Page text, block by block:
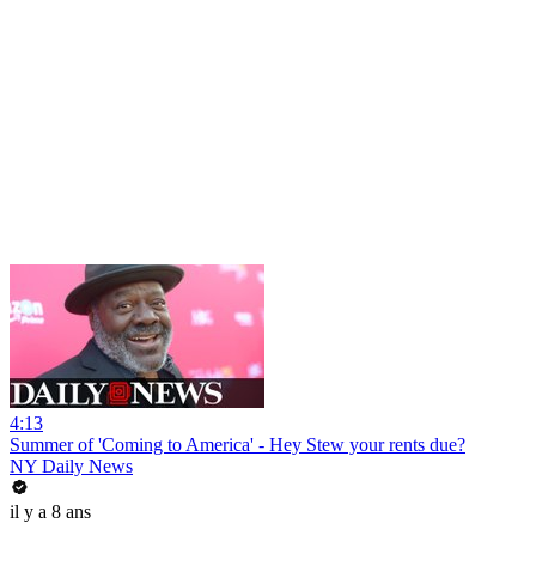
4:13
Summer of 'Coming to America' - Hey Stew your rents due?
NY Daily News
il y a 8 ans